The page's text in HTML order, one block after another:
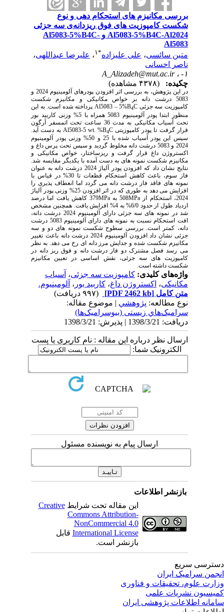
بررسی مکانیزم های استحکام دهی و نوع
شکست کامپوزیت های فوق ریزدانه‌ی سه جزئی
Al5083-5%B4C-Al2024 و Al5083-5%B4C-
Al5083
متین سائسی،علی علیزاده ۱،علیرضا عبداللهی،
ناصر احسانی
A_Alizadeh@mut.ac.ir
چکیده:
در این پژوهش، به بررسی اثر افزودن پودرهای آلومینیوم 2024 و
5083 درشت دانه بر خواص مکانیکی و مکانیزم شکست
کامپوزیت سه جزئی
Al5083 – 5%B4 C
پرداخته شده است. به این
منظور ابتدا پودر آلومینیوم 5083 همراه با 5% وزنی کاربید بور
تحت آسیاب مکانیکی به مدت 36 ساعت تحت اتمسفر آرگون
قرار گرفت تا پودر کامپوزیتی
Al5083-5 wt. %B4 C
به دست آید.
سپس این پودر آسیاب شده با 25 و 50% وزنی پودر آلومینیوم
2024 و 5083 درشت دانه مخلوط گردید و سپس تحت پرس داغ و
اکستروژن داغ قرار گرفت و ریزساختار، خواص مکانیکی و
مکانیزم شکست نمونه های به دست آمده با یکدیگر مقایسه شد.
نتایج نشان داد که افزودن پودر آلیاژ 2024 درشت دانه به عنوان
فاز سوم، باعث کاهش استحکام قطعات تا 30% در قیاس با
نمونه های فاقد فاز درشت دانه می گردد اما انعطاف پذیری را
افزایش می دهد به طوری که در اثر افزودن 25% وزنی پودر آلیاژ
2024، استحکام از
MPa508 به MPa
379 کاهش یافت اما درصد
ازدیاد طول از حدود 6/0% به 4% افزایش یافت. همچنین مشخص
شد در نمونه های سه جزئی دارای آلومینیوم 2024 درشت دانه،
افت استحکام نسبت به نمونه های دارای آلومینیوم 5083 درشت
دانه، کمتر است. بررسی سطوح شکست نمونه های دو و سه
جزئی نشان داد افزودن آلومینیوم 2024 درشت دانه باعث تغییر
مکانیزم شکست شده و جدایش مرز دانه ای رخ می دهد. به نظر
می رسد فصل مشترک دو فاز درشت دانه و فوق ریز دانه در
کامپوزیت های سه جزئی، نقش اساسی در تعیین مکانیزم
شکست داشته است.
واژه‌های کلیدی:کامپوزیت سه جزئی،آسیاب
مکانیکی،اکستروژن داغ ،کاربید بور، آلومینیوم.
متن کامل[PDF 2462 kb]
نوع مطالعه:پژوهشي| موضوع مقاله:
سراميک‌هاي زیستی (بیوسرامیک‌ها)
دریافت: 1398/3/21 | پذیرش: 1398/3/21
ارسال نظر درباره این مقاله : نام کاربری یا پست
الکترونیک شما:
ارسال پیام به نویسنده مسئول
بازنشر اطلاعات
این مقاله تحت شرایطCreative
Commons Attribution-
NonCommercial 4.0
International Licenseقابل
بازنشر است.
سریع
سرامیک ایران
علوم، تحقیقات و فناوری
نشریات علمی
اطلاعات پژوهشی ایران